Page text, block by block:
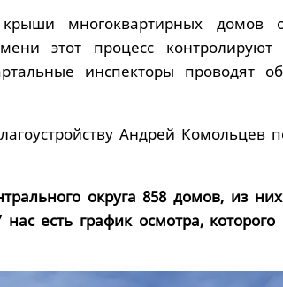
многоквартирных домов
этот процесс контролируют
инспекторы проводят
Андрей Комольцев
округа 858 домов, из
есть график осмотра,